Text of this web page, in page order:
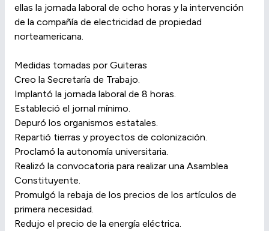
ellas la jornada laboral de ocho horas y la intervención
de la compañía de electricidad de propiedad
norteamericana.
Medidas tomadas por Guiteras
Creo la Secretaría de Trabajo.
Implantó la jornada laboral de 8 horas.
Estableció el jornal mínimo.
Depuró los organismos estatales.
Repartió tierras y proyectos de colonización.
Proclamó la autonomía universitaria.
Realizó la convocatoria para realizar una Asamblea
Constituyente.
Promulgó la rebaja de los precios de los artículos de
primera necesidad.
Redujo el precio de la energía eléctrica.